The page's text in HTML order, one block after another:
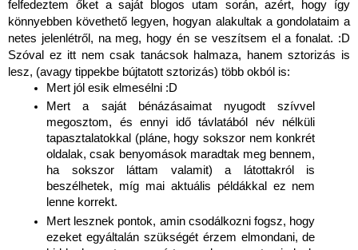
felfedeztem őket a saját blogos utam során, azért, hogy így
könnyebben követhető legyen, hogyan alakultak a gondolataim a
netes jelenlétről, na meg, hogy én se veszítsem el a fonalat. :D
Szóval ez itt nem csak tanácsok halmaza, hanem sztorizás is
lesz, (avagy tippekbe bújtatott sztorizás) több okból is:
Mert jól esik elmesélni :D
Mert a saját bénázásaimat nyugodt szívvel
megosztom, és ennyi idő távlatából név nélküli
tapasztalatokkal (pláne, hogy sokszor nem konkrét
oldalak, csak benyomások maradtak meg bennem,
ha sokszor láttam valamit) a látottakról is
beszélhetek, míg mai aktuális példákkal ez nem
lenne korrekt.
Mert lesznek pontok, amin csodálkozni fogsz, hogy
ezeket egyáltalán szükségét érzem elmondani, de